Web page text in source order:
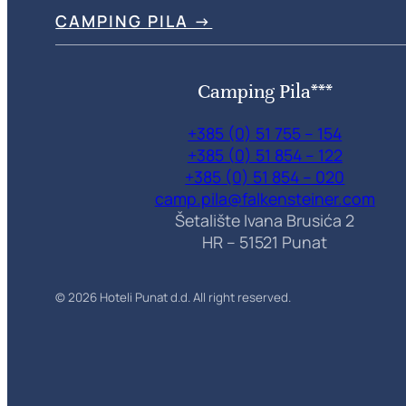
CAMPING PILA →
Camping Pila***
+385 (0) 51 755 – 154
+385 (0) 51 854 – 122
+385 (0) 51 854 – 020
camp.pila@falkensteiner.com
Šetalište Ivana Brusića 2
HR – 51521 Punat
© 2026 Hoteli Punat d.d. All right reserved.